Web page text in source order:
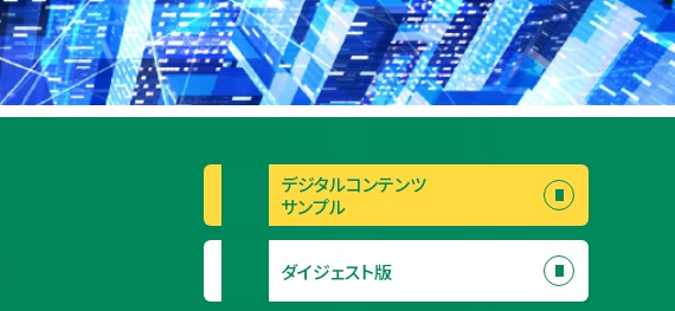
デジタルコンテンツ
サンプル
ダイジェスト版